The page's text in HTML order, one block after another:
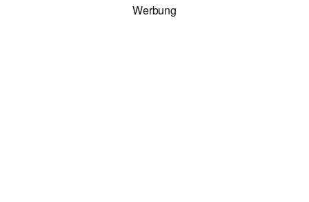
Werbung